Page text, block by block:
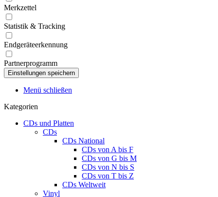
Merkzettel
Statistik & Tracking
Endgeräteerkennung
Partnerprogramm
Menü schließen
Kategorien
CDs und Platten
CDs
CDs National
CDs von A bis F
CDs von G bis M
CDs von N bis S
CDs von T bis Z
CDs Weltweit
Vinyl